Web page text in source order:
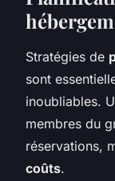
Stratégies de
sont
inoubliables.
membres du
réservations,
coûts.